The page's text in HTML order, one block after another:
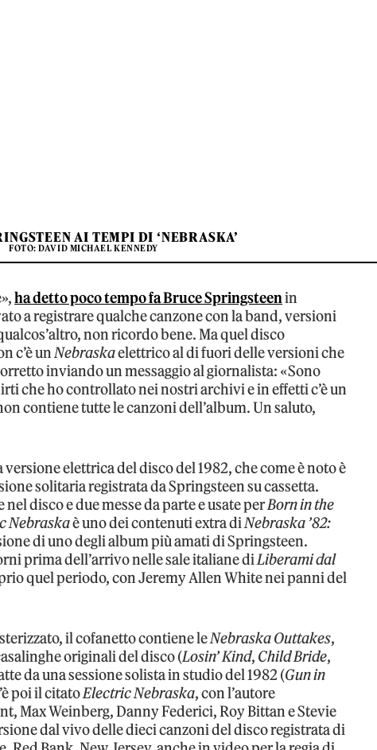
AI TEMPI DI ‘NEBRASKA’
FOTO: DAVID MICHAEL KENNEDY
ha detto poco tempo fa Bruce Springsteenin
a registrare qualche canzone con la band, versioni
non ricordo bene. Ma quel disco
c’è unNebraskaelettrico al di fuori delle versioni che
inviando un messaggio al giornalista: «Sono
che ho controllato nei nostri archivi e in effetti c’è un
contiene tutte le canzoni dell’album. Un saluto,
elettrica del disco del 1982, che come è noto è
solitaria registrata da Springsteen su cassetta.
disco e due messe da parte e usate perBorn in the
Nebraskaè uno dei contenuti extra diNebraska ’82:
di uno degli album più amati di Springsteen.
prima dell’arrivo nelle sale italiane diLiberami dal
quel periodo, con Jeremy Allen White nei panni del
il cofanetto contiene leNebraska Outtakes,
originali del disco (Losin’ Kind, Child Bride,
da una sessione solista in studio del 1982 (Gun in
poi il citatoElectric Nebraska, con l’autore
Max Weinberg, Danny Federici, Roy Bittan e Stevie
dal vivo delle dieci canzoni del disco registrata di